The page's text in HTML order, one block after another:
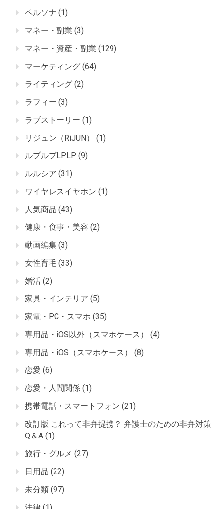
ペルソナ (1)
マネー・副業 (3)
マネー・資産・副業 (129)
マーケティング (64)
ライティング (2)
ラフィー (3)
ラブストーリー (1)
リジュン（RiJUN）
(1)
ルプルプLPLP (9)
ルルシア (31)
ワイヤレスイヤホン (1)
人気商品 (43)
健康・食事・美容 (2)
動画編集 (3)
女性育毛 (33)
婚活 (2)
家具・インテリア (5)
家電・PC・スマホ (35)
専用品・iOS以外（スマホケース）
(4)
専用品・iOS（スマホケース）
(8)
恋愛 (6)
恋愛・人間関係 (1)
携帯電話・スマートフォン (21)
改訂版 これって非弁提携？ 弁護士のための非弁対策
Q＆A (1)
旅行・グルメ (27)
日用品 (22)
未分類 (97)
法律 (1)